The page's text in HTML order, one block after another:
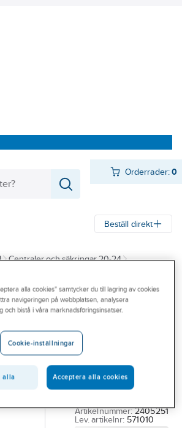
Orderrader:0
Beställ direkt
Centraler och säkringar 20-24
NORWESCO
Sladdställ för
spis 2-pol+PE
230V 25A
SLADDSTÄLL FÖR
SPIS 230V 25A
Artikelnummer: 2405251
Lev. artikelnr: 571010
alla cookies" samtycker du till lagring av cookies
navigeringen på webbplatsen, analysera
och bistå i våra marknadsföringsinsatser.
Cookie-inställningar
alla Acceptera alla cookies